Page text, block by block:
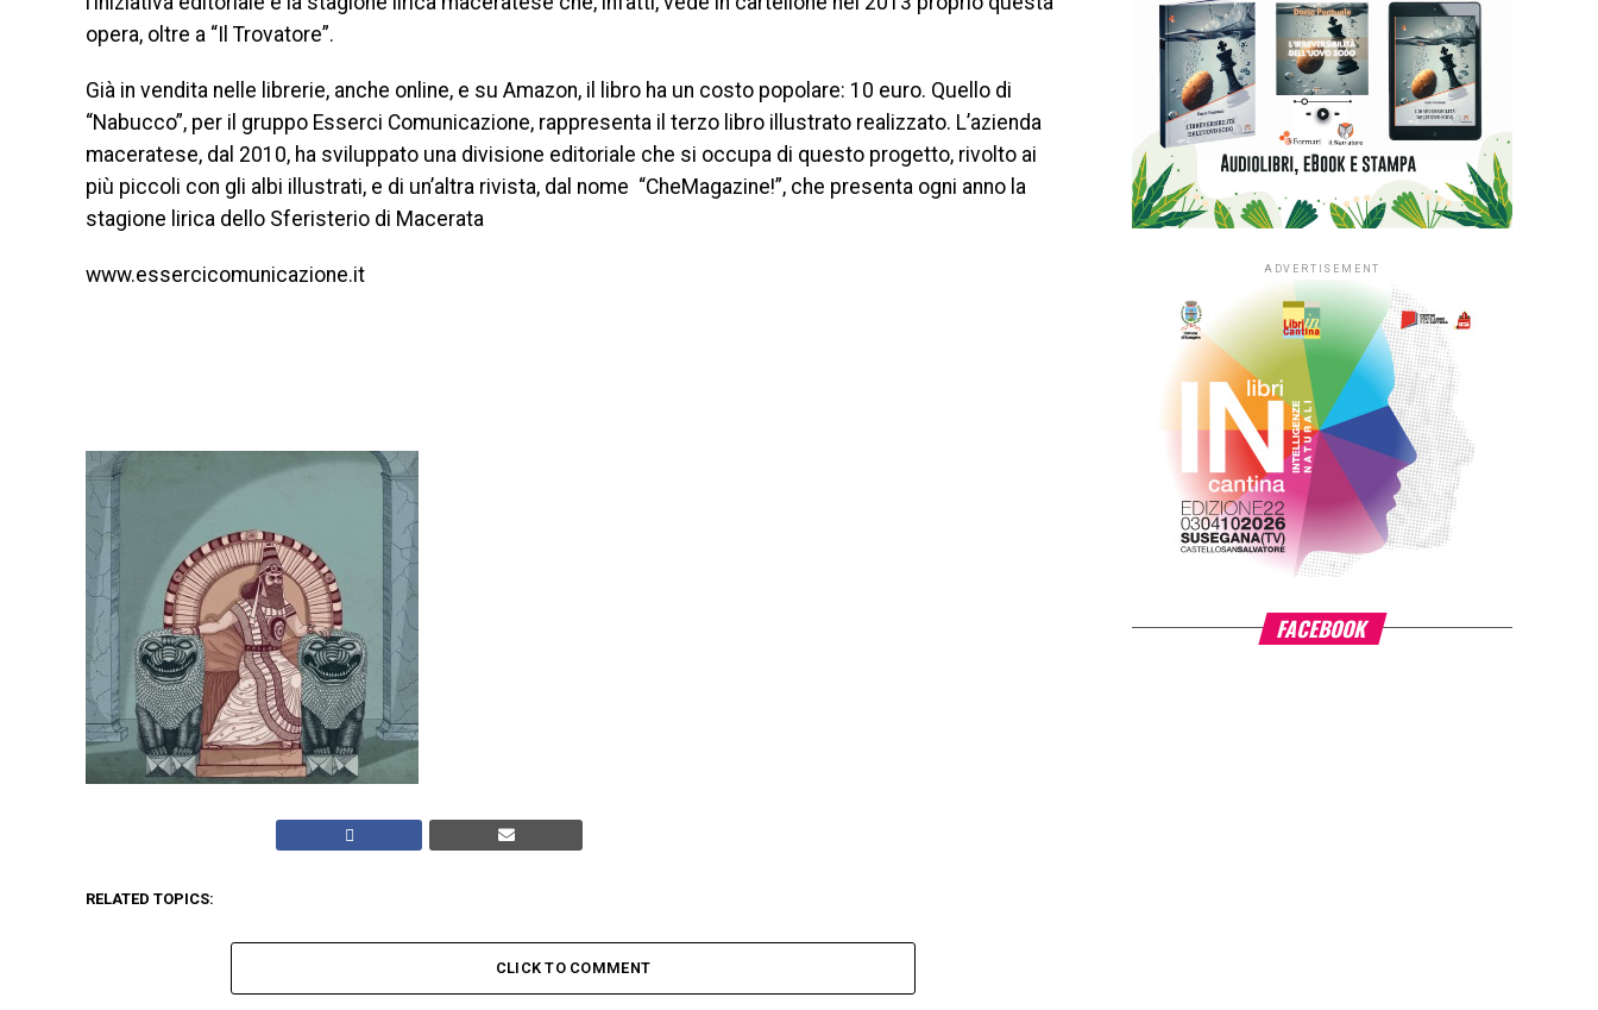
opera, oltre a “Il Trovatore”.
Già in vendita nelle librerie, anche online, e su Amazon, il libro ha un costo popolare: 10 euro. Quello di
“Nabucco”, per il gruppo Esserci Comunicazione, rappresenta il terzo libro illustrato realizzato. L’azienda
maceratese, dal 2010, ha sviluppato una divisione editoriale che si occupa di questo progetto, rivolto ai
più piccoli con gli albi illustrati, e di un’altra rivista, dal nome “CheMagazine!”, che presenta ogni anno la
stagione lirica dello Sferisterio di Macerata
www.essercicomunicazione.it
RELATED TOPICS:
CLICK TO COMMENT
ADVERTISEMENT
FACEBOOK